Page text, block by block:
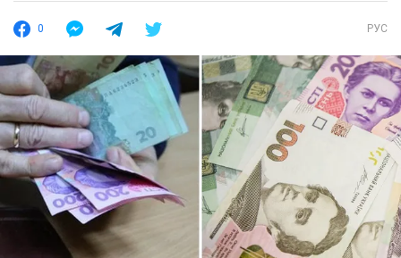
0 РУС